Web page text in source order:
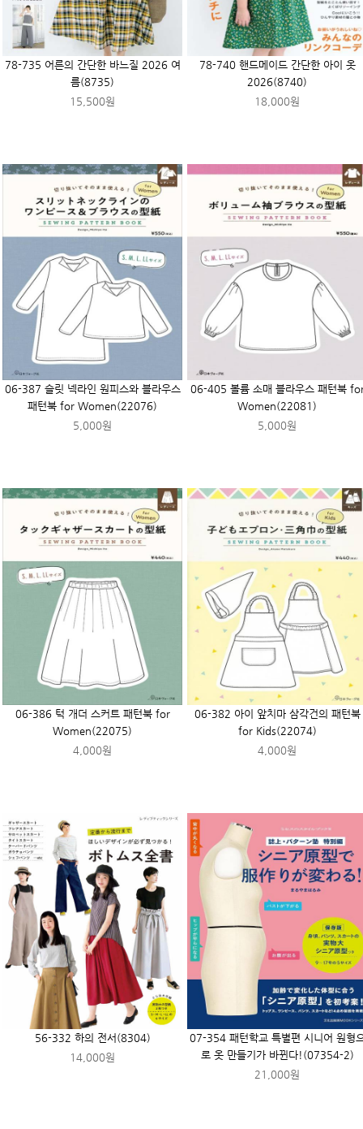
78-735 어른의 간단한 바느질 2026 여
름(8735)
15,500원
78-740 핸드메이드 간단한 아이 옷
2026(8740)
18,000원
06-387 슬릿 넥라인 원피스와 블라우스
패턴북 for Women(22076)
5,000원
06-405 볼륨 소매 블라우스 패턴북
Women(22081)
5,000원
06-386 턱 개더 스커트 패턴북 for
Women(22075)
4,000원
06-382 아이 앞치마 삼각건의 패턴북
for Kids(22074)
4,000원
56-332 하의 전서(8304)
14,000원
07-354 패턴학교 특별편 시니어 원형
로 옷 만들기가 바뀐다!(07354-2)
21,000원